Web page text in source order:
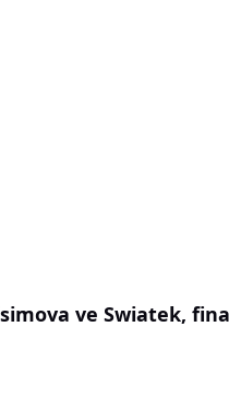
ve Swiatek,